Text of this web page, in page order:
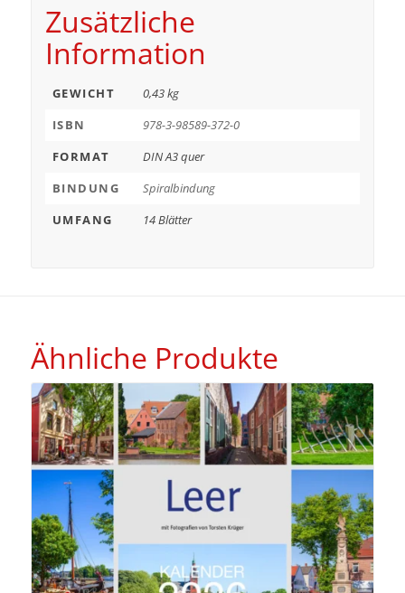
Zusätzliche
Information
GEWICHT
0,43 kg
ISBN
978-3-98589-372-0
FORMAT
DIN A3 quer
BINDUNG
Spiralbindung
UMFANG
14 Blätter
Ähnliche Produkte